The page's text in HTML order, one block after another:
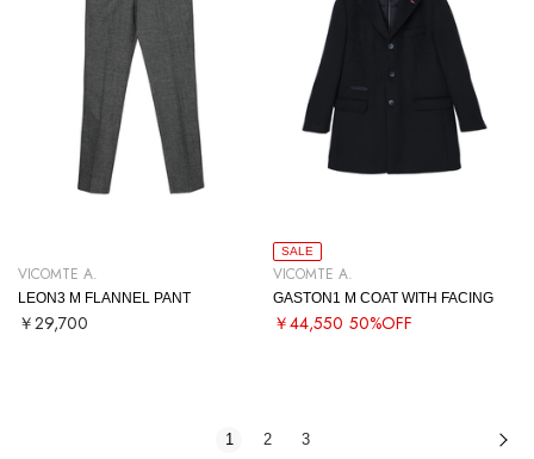
VICOMTE A.
LEON3 M FLANNEL PANT
￥29,700
SALE
VICOMTE A.
GASTON1 M COAT WITH FACING
￥44,550 50%OFF
1 2 3